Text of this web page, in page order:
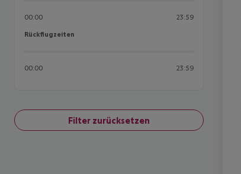
00:00 23:59
Rückflugzeiten
Rückflugzeiten
00:00 23:59
Filter zurücksetzen